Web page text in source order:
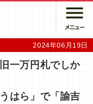
2024年06月19日
一万円札でしか
はら」で「諭吉